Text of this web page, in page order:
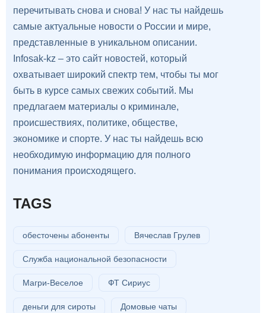
перечитывать снова и снова! У нас ты найдешь
самые актуальные новости о России и мире,
представленные в уникальном описании.
Infosak-kz – это сайт новостей, который
охватывает широкий спектр тем, чтобы ты мог
быть в курсе самых свежих событий. Мы
предлагаем материалы о криминале,
происшествиях, политике, обществе,
экономике и спорте. У нас ты найдешь всю
необходимую информацию для полного
понимания происходящего.
TAGS
обесточены абоненты Вячеслав Грулев
Служба национальной безопасности
Магри-Веселое ФТ Сириус
деньги для сироты Домовые чаты